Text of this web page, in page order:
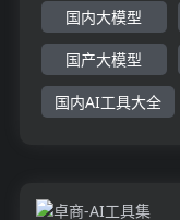
国内大模型
国产大模型
国内AI工具大全